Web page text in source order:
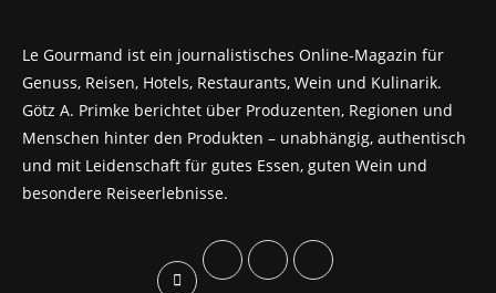
Le Gourmand ist ein journalistisches Online-Magazin für
Genuss, Reisen, Hotels, Restaurants, Wein und Kulinarik.
Götz A. Primke berichtet über Produzenten, Regionen und
Menschen hinter den Produkten – unabhängig, authentisch
und mit Leidenschaft für gutes Essen, guten Wein und
besondere Reiseerlebnisse.